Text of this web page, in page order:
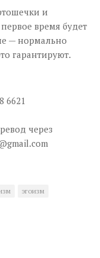
и
время будет
— нормально
гарантируют.
6621
через
эгоизм